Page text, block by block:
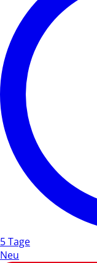
5 Tage
Neu